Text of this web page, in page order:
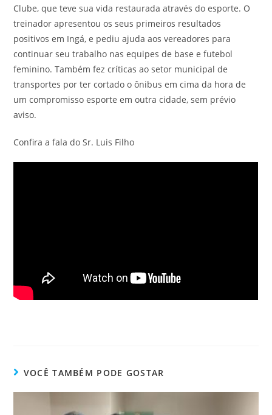
Clube, que teve sua vida restaurada através do esporte. O
treinador apresentou os seus primeiros resultados
positivos em Ingá, e pediu ajuda aos vereadores para
continuar seu trabalho nas equipes de base e futebol
feminino. Também fez críticas ao setor municipal de
transportes por ter cortado o ônibus em cima da hora de
um compromisso esporte em outra cidade, sem prévio
aviso.
Confira a fala do Sr. Luis Filho
VOCÊ TAMBÉM PODE GOSTAR